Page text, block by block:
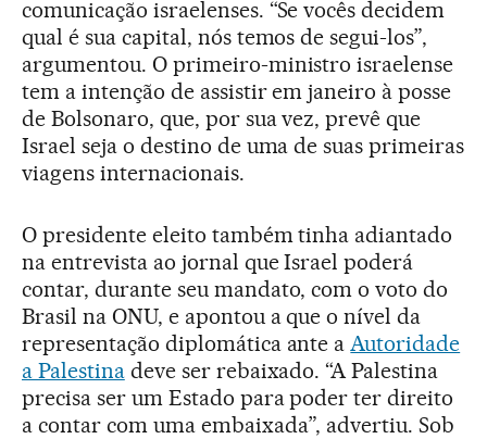
comunicação israelenses. “Se vocês decidem
qual é sua capital, nós temos de segui-los”,
argumentou. O primeiro-ministro israelense
tem a intenção de assistir em janeiro à posse
de Bolsonaro, que, por sua vez, prevê que
Israel seja o destino de uma de suas primeiras
viagens internacionais.
O presidente eleito também tinha adiantado
na entrevista ao jornal que Israel poderá
contar, durante seu mandato, com o voto do
Brasil na ONU, e apontou a que o nível da
representação diplomática ante aAutoridade
a Palestinadeve ser rebaixado. “A Palestina
precisa ser um Estado para poder ter direito
a contar com uma embaixada”, advertiu. Sob